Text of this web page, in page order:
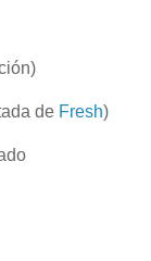
de Fresh)